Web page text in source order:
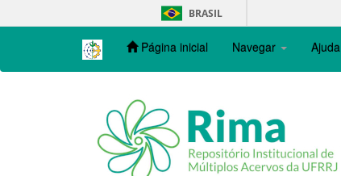
navigation
BRASIL
Página inicial Navegar Ajuda